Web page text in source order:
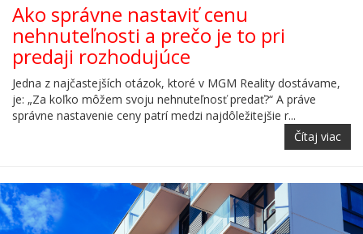
Ako správne nastaviť cenu
nehnuteľnosti a prečo je to pri
predaji rozhodujúce
Jedna z najčastejších otázok, ktoré v MGM Reality dostávame,
je: „Za koľko môžem svoju nehnuteľnosť predať?“ A práve
správne nastavenie ceny patrí medzi najdôležitejšie r...
Čítaj viac